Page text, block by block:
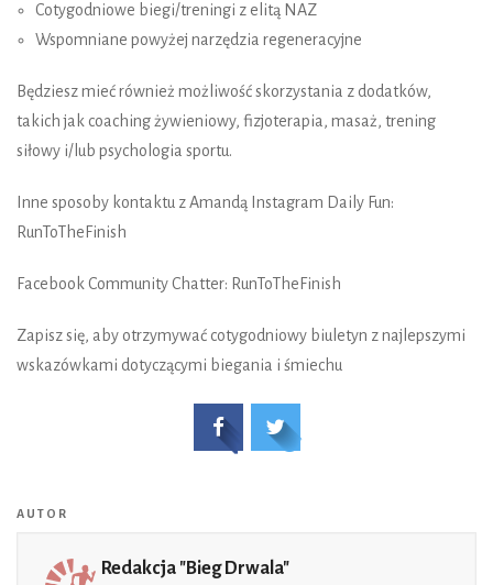
Cotygodniowe biegi/treningi z elitą NAZ
Wspomniane powyżej narzędzia regeneracyjne
Będziesz mieć również możliwość skorzystania z dodatków,
takich jak coaching żywieniowy, fizjoterapia, masaż, trening
siłowy i/lub psychologia sportu.
Inne sposoby kontaktu z Amandą Instagram Daily Fun:
RunToTheFinish
Facebook Community Chatter: RunToTheFinish
Zapisz się, aby otrzymywać cotygodniowy biuletyn z najlepszymi
wskazówkami dotyczącymi biegania i śmiechu
AUTOR
Redakcja "Bieg Drwala"